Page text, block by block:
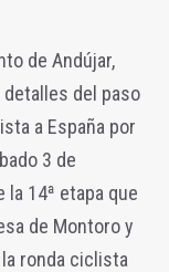
de Andújar,
del paso
a España por
3 de
14ª etapa que
de Montoro y
ronda ciclista